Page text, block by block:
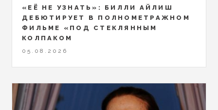
«ЕЁ НЕ УЗНАТЬ»: БИЛЛИ АЙЛИШ
ДЕБЮТИРУЕТ В ПОЛНОМЕТРАЖНОМ
ФИЛЬМЕ «ПОД СТЕКЛЯННЫМ
КОЛПАКОМ
05.08.2026